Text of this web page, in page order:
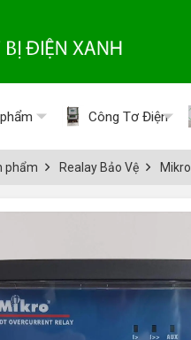
Công Tơ Điện
phẩm Realay Bảo Vệ Mikro